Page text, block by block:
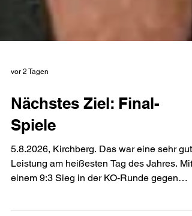
vor 2 Tagen
Nächstes Ziel: Final-
Spiele
5.8.2026, Kirchberg. Das war eine sehr gute
einem 9:3 Sieg in der KO-Runde gegen